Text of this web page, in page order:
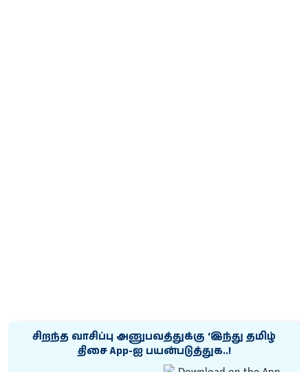
சிறந்த வாசிப்பு அனுபவத்துக்கு ‘இந்து தமிழ்
திசை App-ஐ பயன்படுத்துக..!